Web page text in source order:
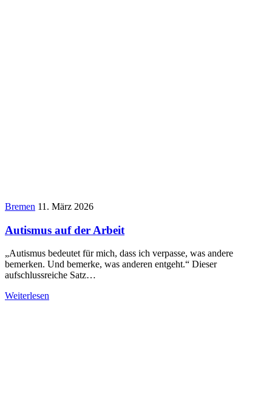
Bremen 11. März 2026
Autismus auf der Arbeit
„Autismus bedeutet für mich, dass ich verpasse, was andere
bemerken. Und bemerke, was anderen entgeht.“ Dieser
aufschlussreiche Satz…
Weiterlesen